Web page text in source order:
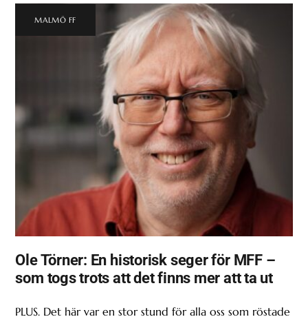
MALMÖ FF
Ole Törner: En historisk seger för MFF –
som togs trots att det finns mer att ta ut
PLUS. Det här var en stor stund för alla oss som röstade